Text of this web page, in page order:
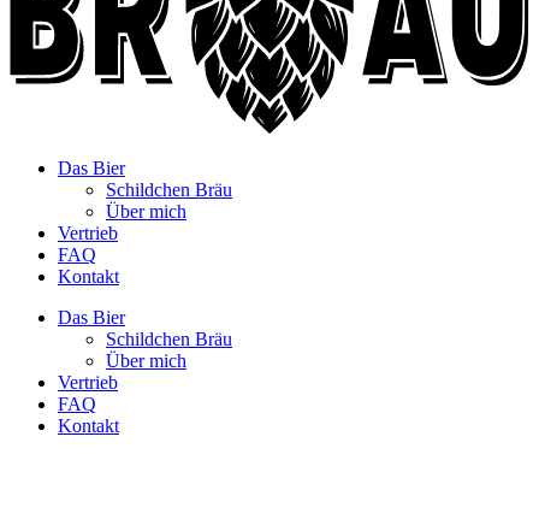
Das Bier
Schildchen Bräu
Über mich
Vertrieb
FAQ
Kontakt
Das Bier
Schildchen Bräu
Über mich
Vertrieb
FAQ
Kontakt